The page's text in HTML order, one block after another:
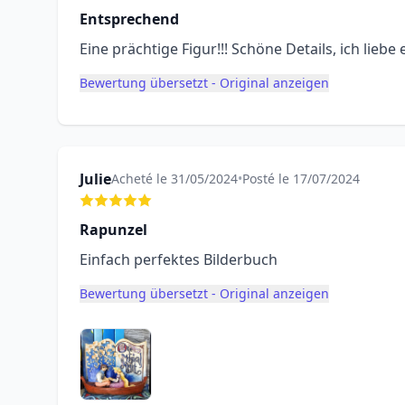
Entsprechend
Eine prächtige Figur!!! Schöne Details, ich liebe
Bewertung übersetzt - Original anzeigen
JulieAcheté le 31/05/2024•Posté le 17/07/2024
Rapunzel
Einfach perfektes Bilderbuch
Bewertung übersetzt - Original anzeigen